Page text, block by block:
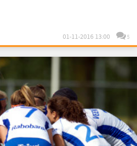
01-11-2016 13:00 5